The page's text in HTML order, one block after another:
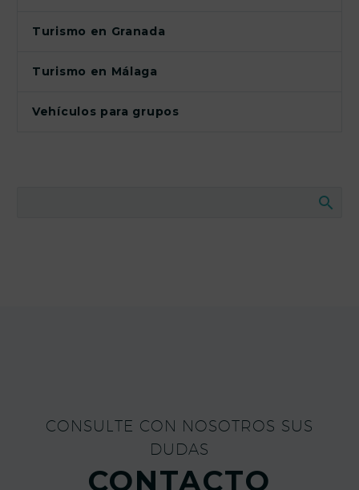
Turismo en Granada
Turismo en Málaga
Vehículos para grupos
CONSULTE CON NOSOTROS SUS
DUDAS
CONTACTO